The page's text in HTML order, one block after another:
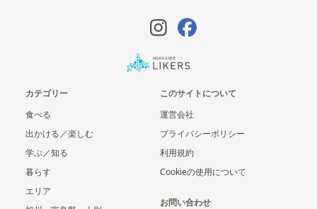
カテゴリー
食べる
出かける／楽しむ
学ぶ／知る
暮らす
エリア
このサイトについて
運営会社
プライバシーポリシー
利用規約
Cookieの使用について
お問い合わせ